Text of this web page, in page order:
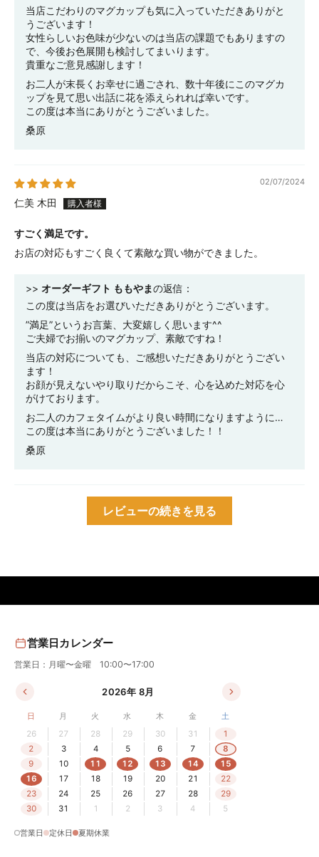
当店こだわりのマグカップも気に入っていただきありがと
うございます！
女性らしいお色味が少ないのは当店の課題でもありますの
で、今後お色展開も検討してまいります。
貴重なご意見感謝します！
お二人が末長くお幸せに過ごされ、数十年後にこのマグカ
ップを見て思い出話に花を添えられれば幸いです。
この度は本当にありがとうございました。
桑原
02/07/2024
仁美 木田
すごく満足です。
お店の対応もすごく良くて素敵な買い物ができました。
>> オーダーギフト ももやまの返信：
この度は当店をお選びいただきありがとうございます。
”満足”というお言葉、大変嬉しく思います^^
ご夫婦でお揃いのマグカップ、素敵ですね！
当店の対応についても、ご感想いただきありがとうござい
ます！
お顔が見えないやり取りだからこそ、心を込めた対応を心
がけております。
お二人のカフェタイムがより良い時間になりますように…
この度は本当にありがとうございました！！
桑原
レビューの続きを見る
営業日カレンダー
営業日：月曜〜金曜 10:00〜17:00
2026年 8月
日 月 火 水 木 金
土
26
27 28 29 30 31
1
2
3 4 5 6 7
8
9
10 11 12 13 14
15
16
17 18 19 20 21
22
23
24 25 26 27 28
29
30
31 1 2 3 4 5
営業日 定休日 夏期休業